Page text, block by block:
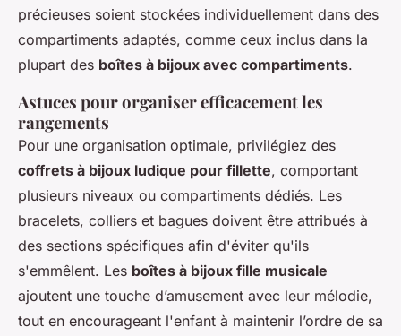
précieuses soient stockées individuellement dans des
compartiments adaptés, comme ceux inclus dans la
plupart des boîtes à bijoux avec compartiments.
Astuces pour organiser efficacement les
rangements
Pour une organisation optimale, privilégiez des
coffrets à bijoux ludique pour fillette, comportant
plusieurs niveaux ou compartiments dédiés. Les
bracelets, colliers et bagues doivent être attribués à
des sections spécifiques afin d'éviter qu'ils
s'emmêlent. Les boîtes à bijoux fille musicale
ajoutent une touche d’amusement avec leur mélodie,
tout en encourageant l'enfant à maintenir l’ordre de sa